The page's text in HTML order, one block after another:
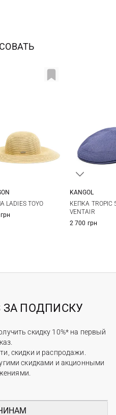
LADIES TOYO
KANGOL
КЕПКА TROPIC
VENTAIR
2 700 грн
ЗА ПОДПИСКУ
скидку 10%* на первый
скидки и распродажи.
скидками и акционными